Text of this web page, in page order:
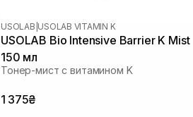
USOLAB USOLAB VITAMIN K
USOLAB Bio Intensive Barrier K Mist
150 мл
Тонер-мист с витамином K
1 375₴